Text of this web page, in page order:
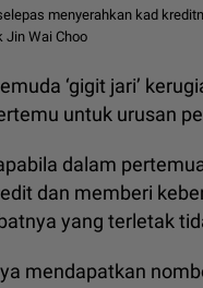
menyerahkan kad
Jin Wai Choo
‘gigit jari’
untuk urusan
dalam
dan memberi
yang terletak
mendapatkan